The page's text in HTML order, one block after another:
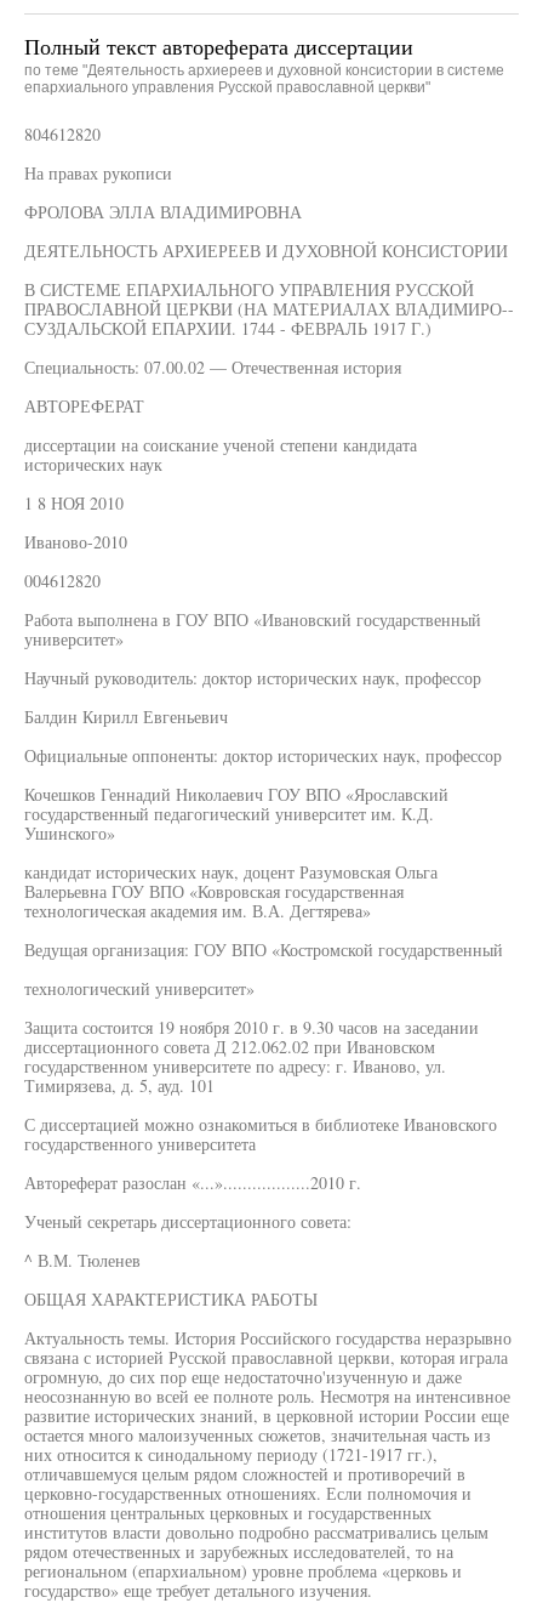
Полный текст автореферата диссертации
по теме "Деятельность архиереев и духовной консистории в системе
епархиального управления Русской православной церкви"
804612820
На правах рукописи
ФРОЛОВА ЭЛЛА ВЛАДИМИРОВНА
ДЕЯТЕЛЬНОСТЬ АРХИЕРЕЕВ И ДУХОВНОЙ КОНСИСТОРИИ
В СИСТЕМЕ ЕПАРХИАЛЬНОГО УПРАВЛЕНИЯ РУССКОЙ
ПРАВОСЛАВНОЙ ЦЕРКВИ (НА МАТЕРИАЛАХ ВЛАДИМИРО--
СУЗДАЛЬСКОЙ ЕПАРХИИ. 1744 - ФЕВРАЛЬ 1917 Г.)
Специальность: 07.00.02 — Отечественная история
АВТОРЕФЕРАТ
диссертации на соискание ученой степени кандидата
исторических наук
1 8 НОЯ 2010
Иваново-2010
004612820
Работа выполнена в ГОУ ВПО «Ивановский государственный
университет»
Научный руководитель: доктор исторических наук, профессор
Балдин Кирилл Евгеньевич
Официальные оппоненты: доктор исторических наук, профессор
Кочешков Геннадий Николаевич ГОУ ВПО «Ярославский
государственный педагогический университет им. К.Д.
Ушинского»
кандидат исторических наук, доцент Разумовская Ольга
Валерьевна ГОУ ВПО «Ковровская государственная
технологическая академия им. В.А. Дегтярева»
Ведущая организация: ГОУ ВПО «Костромской государственный
технологический университет»
Защита состоится 19 ноября 2010 г. в 9.30 часов на заседании
диссертационного совета Д 212.062.02 при Ивановском
государственном университете по адресу: г. Иваново, ул.
Тимирязева, д. 5, ауд. 101
С диссертацией можно ознакомиться в библиотеке Ивановского
государственного университета
Автореферат разослан «...»..................2010 г.
Ученый секретарь диссертационного совета:
^ В.М. Тюленев
ОБЩАЯ ХАРАКТЕРИСТИКА РАБОТЫ
Актуальность темы. История Российского государства неразрывно
связана с историей Русской православной церкви, которая играла
огромную, до сих пор еще недостаточно'изученную и даже
неосознанную во всей ее полноте роль. Несмотря на интенсивное
развитие исторических знаний, в церковной истории России еще
остается много малоизученных сюжетов, значительная часть из
них относится к синодальному периоду (1721-1917 гг.),
отличавшемуся целым рядом сложностей и противоречий в
церковно-государственных отношениях. Если полномочия и
отношения центральных церковных и государственных
институтов власти довольно подробно рассматривались целым
рядом отечественных и зарубежных исследователей, то на
региональном (епархиальном) уровне проблема «церковь и
государство» еще требует детального изучения.